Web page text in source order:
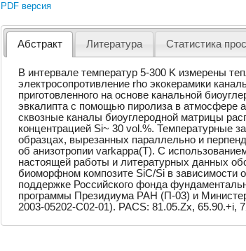
PDF версия
Абстракт Литература Статистика
В интервале температур 5-300 K измерены
электросопротивление rho экокерамики
приготовленного на основе канальной
эвкалипта с помощью пиролиза в атмосфере
сквозные каналы биоуглеродной матрицы
концентрацией Si~ 30 vol.%. Температурные
образцах, вырезанных параллельно и
об анизотропии varkappa(T). С
настоящей работы и литературных данных
биоморфном композите SiC/Si в зависимости
поддержке Российского фонда
программы Президиума РАН (П-03) и
2003-05202-С02-01). PACS: 81.05.Zx, 65.90.+i,